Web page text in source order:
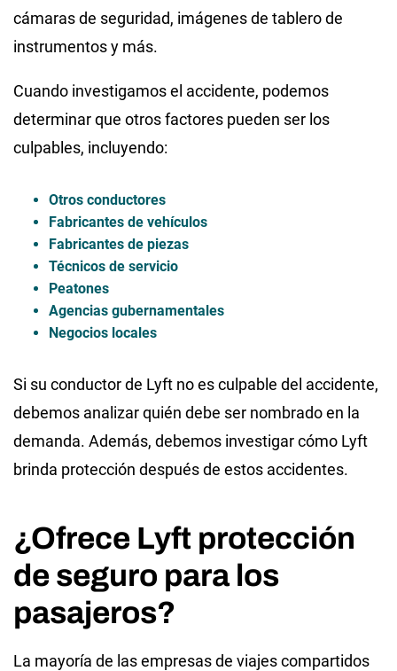
cámaras de seguridad, imágenes de tablero de
instrumentos y más.
Cuando investigamos el accidente, podemos
determinar que otros factores pueden ser los
culpables, incluyendo:
Otros conductores
Fabricantes de vehículos
Fabricantes de piezas
Técnicos de servicio
Peatones
Agencias gubernamentales
Negocios locales
Si su conductor de Lyft no es culpable del accidente,
debemos analizar quién debe ser nombrado en la
demanda. Además, debemos investigar cómo Lyft
brinda protección después de estos accidentes.
¿Ofrece Lyft protección
de seguro para los
pasajeros?
La mayoría de las empresas de viajes compartidos